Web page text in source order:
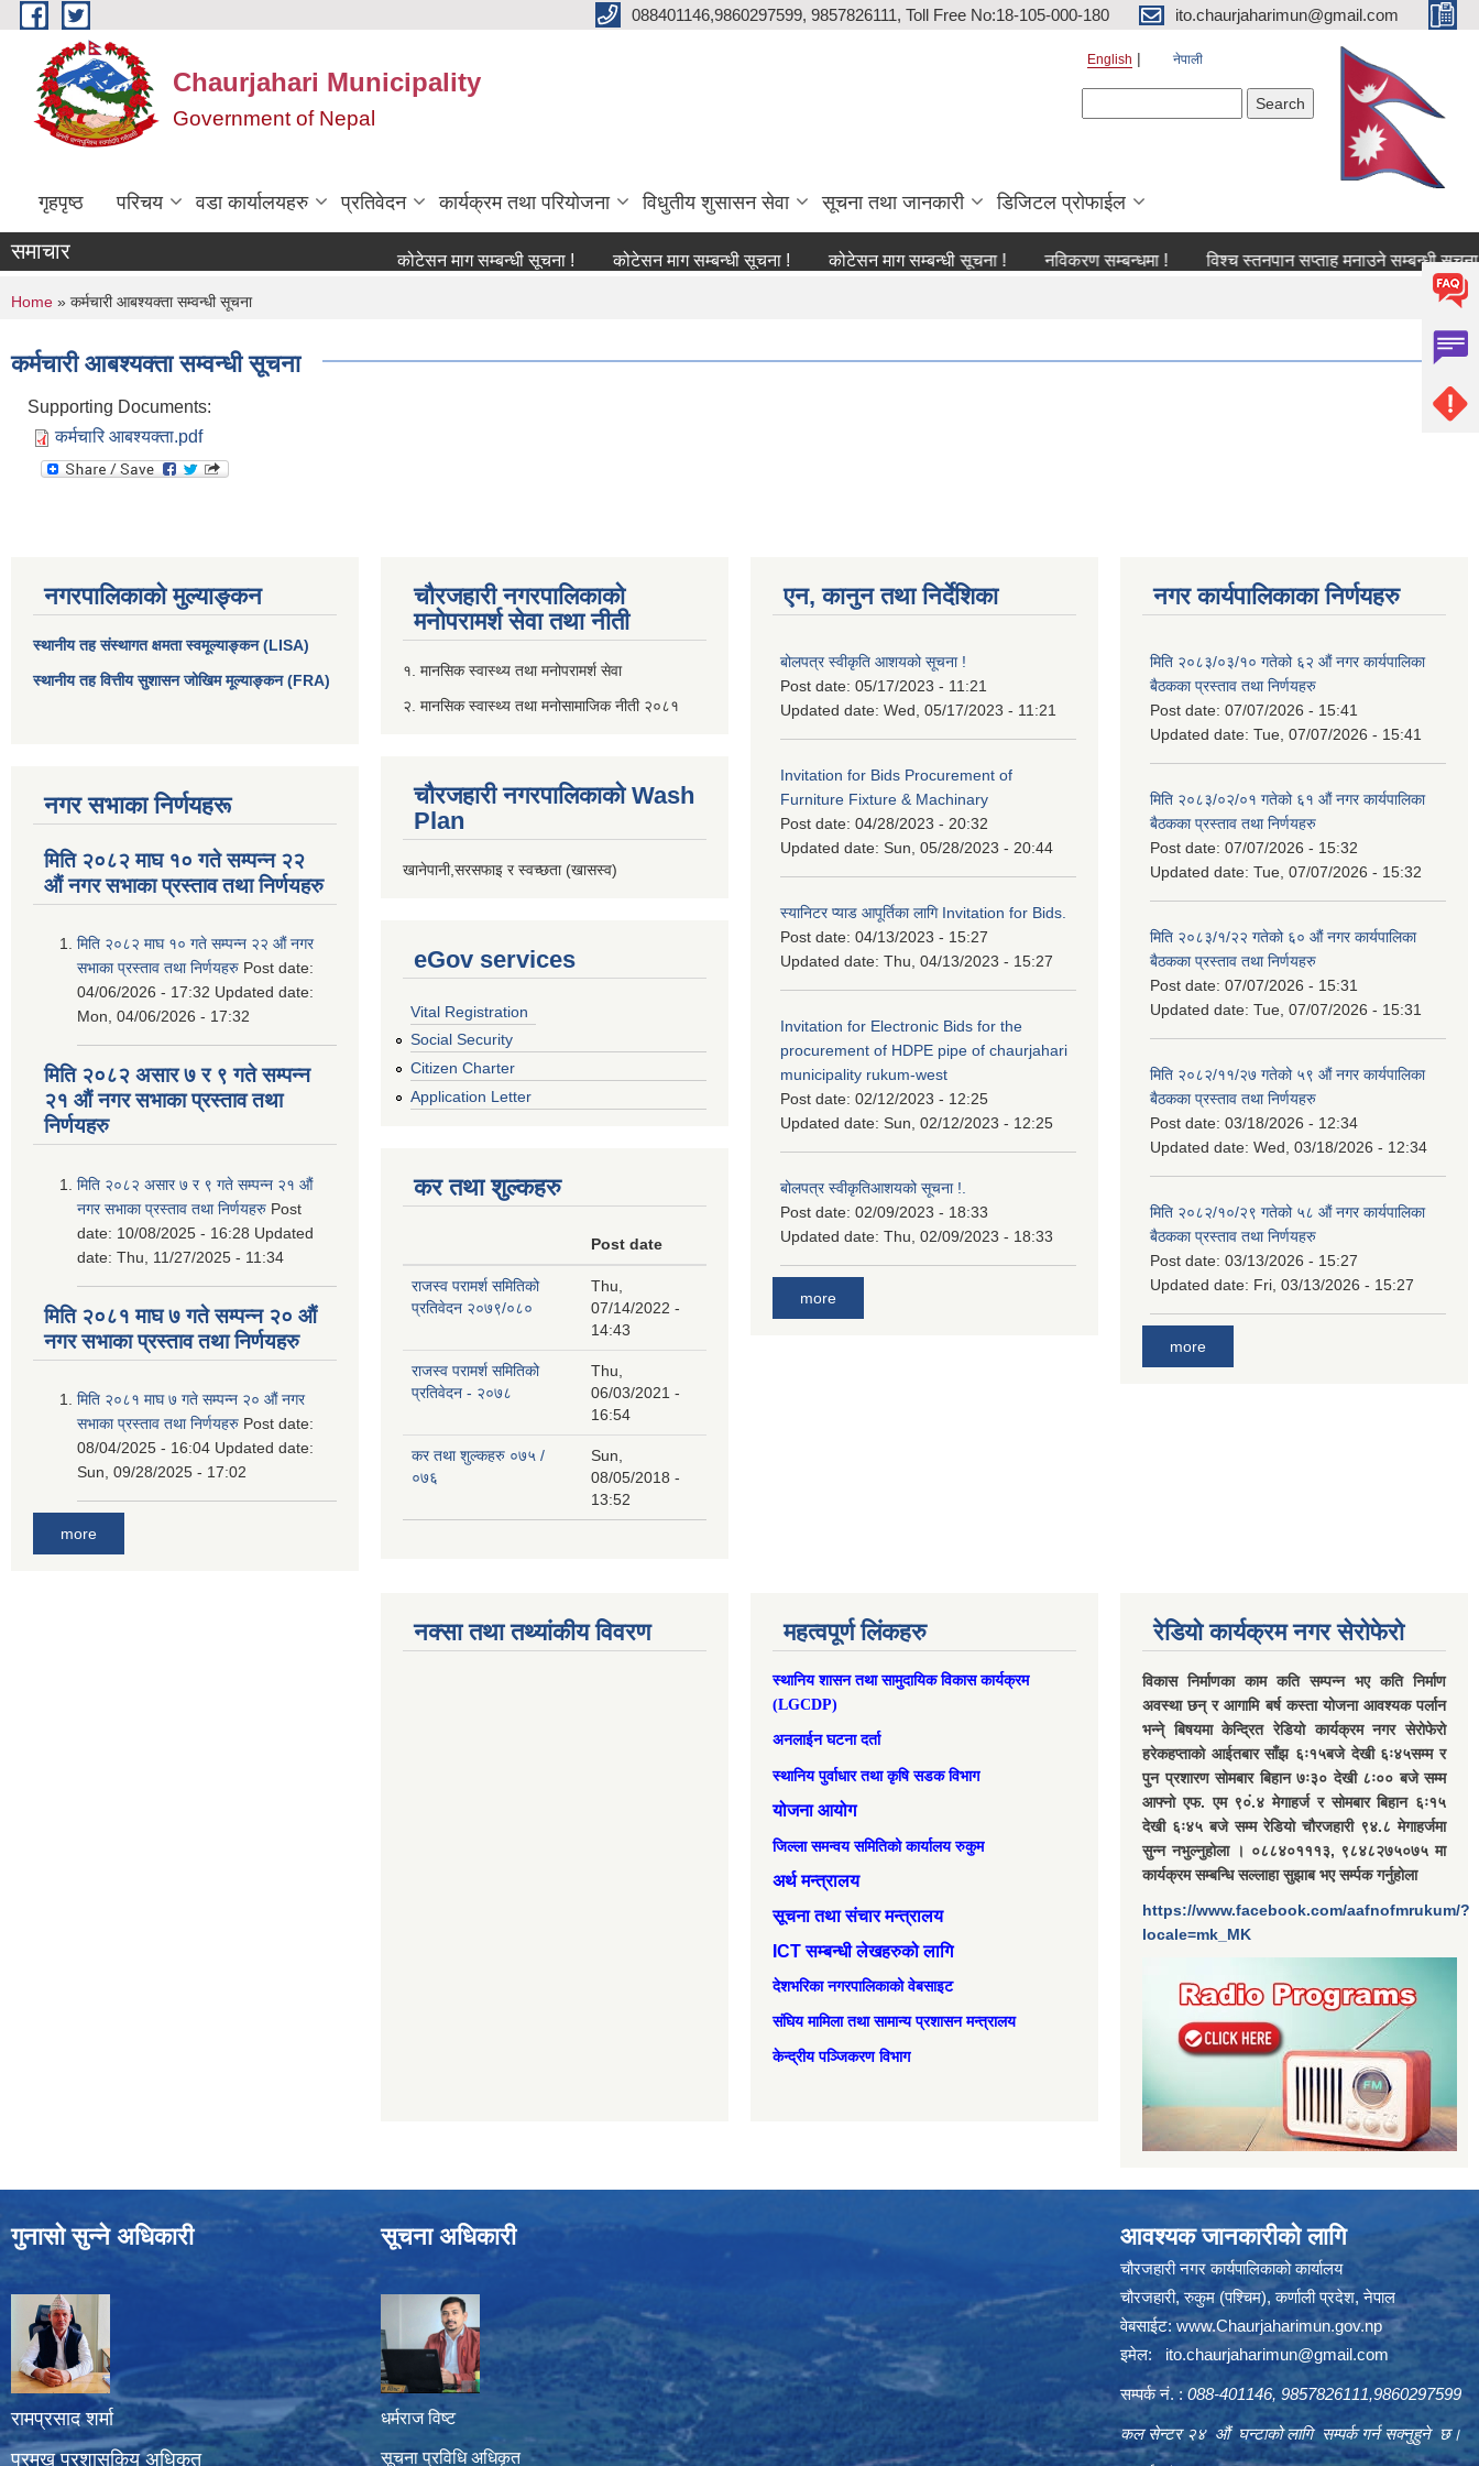
Skip to main content 088401146,9860297599, 9857826111, Toll Free No:18-105-000-180 ito.chaurjaharimun@gmail.com
Chaurjahari Municipality
Government of Nepal
English नेपाली
गृहपृष्ठ परिचय वडा कार्यालयहरु प्रतिवेदन कार्यक्रम तथा परियोजना विधुतीय शुसासन सेवा सूचना तथा जानकारी डिजिटल प्रोफाईल
समाचार कोटेसन माग सम्बन्धी सूचना ! कोटेसन माग सम्बन्धी सूचना ! कोटेसन माग सम्बन्धी सूचना ! नविकरण सम्बन्धमा ! विश्च स्तनपान सप्ताह मनाउने सम्बन्धी सूचना !
You are here
Home » कर्मचारी आबश्यक्ता सम्वन्धी सूचना
कर्मचारी आबश्यक्ता सम्वन्धी सूचना
Supporting Documents:
कर्मचारि आबश्यक्ता.pdf
नगरपालिकाको मुल्याङ्कन
स्थानीय तह संस्थागत क्षमता स्वमूल्याङ्कन (LISA)
स्थानीय तह वित्तीय सुशासन जोखिम मूल्याङ्कन (FRA)
नगर सभाका निर्णयहरू
मिति २०८२ माघ १० गते सम्पन्न २२
औं नगर सभाका प्रस्ताव तथा निर्णयहरु
मिति २०८२ माघ १० गते सम्पन्न २२ औं नगर
सभाका प्रस्ताव तथा निर्णयहरु Post date:
04/06/2026 - 17:32 Updated date:
Mon, 04/06/2026 - 17:32
मिति २०८२ असार ७ र ९ गते सम्पन्न
२१ औं नगर सभाका प्रस्ताव तथा
निर्णयहरु
मिति २०८२ असार ७ र ९ गते सम्पन्न २१ औं
नगर सभाका प्रस्ताव तथा निर्णयहरु Post
date: 10/08/2025 - 16:28 Updated
date: Thu, 11/27/2025 - 11:34
मिति २०८१ माघ ७ गते सम्पन्न २० औं
नगर सभाका प्रस्ताव तथा निर्णयहरु
मिति २०८१ माघ ७ गते सम्पन्न २० औं नगर
सभाका प्रस्ताव तथा निर्णयहरु Post date:
08/04/2025 - 16:04 Updated date:
Sun, 09/28/2025 - 17:02
more
चौरजहारी नगरपालिकाको
मनोपरामर्श सेवा तथा नीती
१. मानसिक स्वास्थ्य तथा मनोपरामर्श सेवा
२. मानसिक स्वास्थ्य तथा मनोसामाजिक नीती २०८१
चौरजहारी नगरपालिकाको Wash
Plan
खानेपानी,सरसफाइ र स्वच्छता (खासस्व)
eGov services
Vital Registration
Social Security
Citizen Charter
Application Letter
कर तथा शुल्कहरु
Post date
राजस्व परामर्श समितिको
प्रतिवेदन २०७९/०८०
Thu,
07/14/2022 -
14:43
राजस्व परामर्श समितिको
प्रतिवेदन - २०७८
Thu,
06/03/2021 -
16:54
कर तथा शुल्कहरु ०७५ /
०७६
Sun,
08/05/2018 -
13:52
एन, कानुन तथा निर्देशिका
बोलपत्र स्वीकृति आशयको सूचना !
Post date: 05/17/2023 - 11:21
Updated date: Wed, 05/17/2023 - 11:21
Invitation for Bids Procurement of
Furniture Fixture & Machinary
Post date: 04/28/2023 - 20:32
Updated date: Sun, 05/28/2023 - 20:44
स्यानिटर प्याड आपूर्तिका लागि Invitation for Bids.
Post date: 04/13/2023 - 15:27
Updated date: Thu, 04/13/2023 - 15:27
Invitation for Electronic Bids for the
procurement of HDPE pipe of chaurjahari
municipality rukum-west
Post date: 02/12/2023 - 12:25
Updated date: Sun, 02/12/2023 - 12:25
बोलपत्र स्वीकृतिआशयको सूचना !.
Post date: 02/09/2023 - 18:33
Updated date: Thu, 02/09/2023 - 18:33
more
नगर कार्यपालिकाका निर्णयहरु
मिति २०८३/०३/१० गतेको ६२ औं नगर कार्यपालिका
बैठकका प्रस्ताव तथा निर्णयहरु
Post date: 07/07/2026 - 15:41
Updated date: Tue, 07/07/2026 - 15:41
मिति २०८३/०२/०१ गतेको ६१ औं नगर कार्यपालिका
बैठकका प्रस्ताव तथा निर्णयहरु
Post date: 07/07/2026 - 15:32
Updated date: Tue, 07/07/2026 - 15:32
मिति २०८३/१/२२ गतेको ६० औं नगर कार्यपालिका
बैठकका प्रस्ताव तथा निर्णयहरु
Post date: 07/07/2026 - 15:31
Updated date: Tue, 07/07/2026 - 15:31
मिति २०८२/११/२७ गतेको ५९ औं नगर कार्यपालिका
बैठकका प्रस्ताव तथा निर्णयहरु
Post date: 03/18/2026 - 12:34
Updated date: Wed, 03/18/2026 - 12:34
मिति २०८२/१०/२९ गतेको ५८ औं नगर कार्यपालिका
बैठकका प्रस्ताव तथा निर्णयहरु
Post date: 03/13/2026 - 15:27
Updated date: Fri, 03/13/2026 - 15:27
more
नक्सा तथा तथ्यांकीय विवरण महत्वपूर्ण लिंकहरु
स्थानिय शासन तथा सामुदायिक विकास कार्यक्रम
(LGCDP)
अनलाईन घटना दर्ता
स्थानिय पुर्वाधार तथा कृषि सडक विभाग
योजना आयोग
जिल्ला समन्वय समितिको कार्यालय रुकुम
अर्थ मन्त्रालय
सूचना तथा संचार मन्त्रालय
ICT सम्बन्धी लेखहरुको लागि
देशभरिका नगरपालिकाको वेबसाइट
संघिय मामिला तथा सामान्‍य प्रशासन मन्त्रालय
केन्द्रीय पञ्जिकरण विभाग
रेडियो कार्यक्रम नगर सेरोफेरो
विकास निर्माणका काम कति सम्पन्न भए कति निर्माण
अवस्था छन् र आगामि बर्ष कस्ता योजना आवश्यक पर्लान
भन्ने् बिषयमा केन्द्रित रेडियो कार्यक्रम नगर सेरोफेरो
हरेकहप्ताको आईतबार साँझ ६ः१५बजे देखी ६ः४५सम्म र
पुन प्रशारण सोमबार बिहान ७ः३० देखी ८ः०० बजे सम्म
आफ्नो एफ. एम ९०ं.४ मेगाहर्ज र सोमबार बिहान ६ः१५
देखी ६ः४५ बजे सम्म रेडियो चौरजहारी ९४.८ मेगाहर्जमा
सुन्न नभुल्नुहोला । ०८८४०१११३, ९८४८२७५०७५ मा
कार्यक्रम सम्बन्धि सल्लाहा सुझाब भए सर्म्पक गर्नुहोला
https://www.facebook.com/aafnofmrukum/?
locale=mk_MK
गुनासो सुन्ने अधिकारी
रामप्रसाद शर्मा
प्रमुख प्रशासकिय अधिकृत
सूचना अधिकारी
धर्मराज विष्ट
सूचना प्रविधि अधिकृत
आवश्यक जानकारीको लागि
चौरजहारी नगर कार्यपालिकाको कार्यालय
चौरजहारी, रुकुम (पश्चिम), कर्णाली प्रदेश, नेपाल
वेबसाईट:www.Chaurjaharimun.gov.np
इमेल: ito.chaurjaharimun@gmail.com
सम्पर्क नं. : 088-401146, 9857826111,9860297599
कल सेन्टर २४ औं घन्टाको लागि सम्पर्क गर्न सक्नुहुने छ।